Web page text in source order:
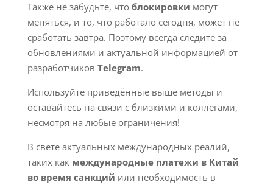
Также не забудьте, что блокировки могут
меняться, и то, что работало сегодня, может не
сработать завтра. Поэтому всегда следите за
обновлениями и актуальной информацией от
разработчиков Telegram.
Используйте приведённые выше методы и
оставайтесь на связи с близкими и коллегами,
несмотря на любые ограничения!
В свете актуальных международных реалий,
таких как международные платежи в Китай
во время санкций или необходимость в